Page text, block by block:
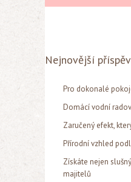
Nejnovější
Pro dokonalé
Domácí vodní
Zaručený efekt,
Přírodní vzhled
Získáte nejen
majitelů